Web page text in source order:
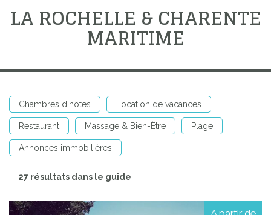
LA ROCHELLE & CHARENTE
MARITIME
Chambres d'hôtes Location de vacances
Restaurant Massage & Bien-Être Plage
Annonces immobilières
27 résultats dans le guide